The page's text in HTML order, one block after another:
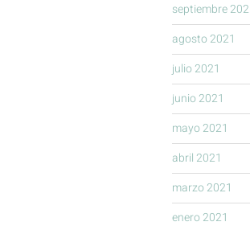
septiembre
agosto 2021
julio 2021
junio 2021
mayo 2021
abril 2021
marzo 2021
enero 2021